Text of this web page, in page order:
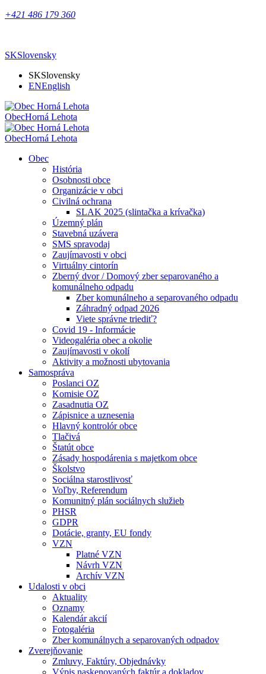
+421 486 179 360
SKSlovensky
SKSlovensky
ENEnglish
ObecHorná Lehota
ObecHorná Lehota
Obec
História
Osobnosti obce
Organizácie v obci
Civilná ochrana
SLAK 2025 (slintačka a krívačka)
Územný plán
Stavebná uzávera
SMS spravodaj
Zaujímavosti v obci
Virtuálny cintorín
Zberný dvor / Domový zber separovaného a
komunálneho odpadu
Zber komunálneho a separovaného odpadu
Záhradný odpad 2026
Viete správne triediť?
Covid 19 - Informácie
Videogaléria obec a okolie
Zaujímavosti v okolí
Aktivity a možnosti ubytovania
Samospráva
Poslanci OZ
Komisie OZ
Zasadnutia OZ
Zápisnice a uznesenia
Hlavný kontrolór obce
Tlačivá
Štatút obce
Zásady hospodárenia s majetkom obce
Školstvo
Sociálna starostlivosť
Voľby, Referendum
Komunitný plán sociálnych služieb
PHSR
GDPR
Dotácie, granty, EU fondy
VZN
Platné VZN
Návrh VZN
Archív VZN
Udalosti v obci
Aktuality
Oznamy
Kalendár akcií
Fotogaléria
Zber komunálnych a separovaných odpadov
Zverejňovanie
Zmluvy, Faktúry, Objednávky
Výpis naskenovaných faktúr a dokladov